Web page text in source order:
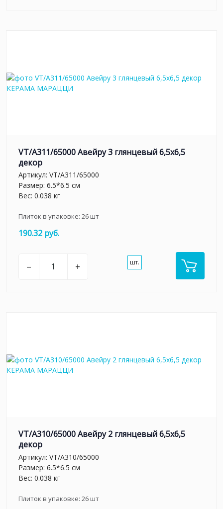
VT/A311/65000 Авейру 3 глянцевый 6,5х6,5
декор
Артикул: VT/A311/65000
Размер: 6.5*6.5 см
Вес: 0.038 кг
Плиток в упаковке: 26шт
190.32 руб.
– + шт.
VT/A310/65000 Авейру 2 глянцевый 6,5х6,5
декор
Артикул: VT/A310/65000
Размер: 6.5*6.5 см
Вес: 0.038 кг
Плиток в упаковке: 26шт